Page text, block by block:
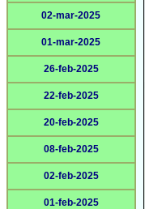
02-mar-2025
01-mar-2025
26-feb-2025
22-feb-2025
20-feb-2025
08-feb-2025
02-feb-2025
01-feb-2025